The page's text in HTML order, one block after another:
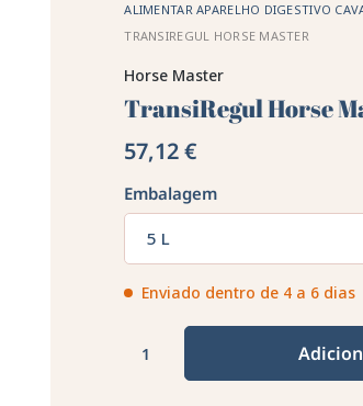
ALIMENTAR APARELHO DIGESTIVO
TRANSIREGUL HORSE MASTER
Horse Master
TransiRegul Horse
57,12 €
Embalagem
5 L
Enviado dentro de 4 a 6 dias